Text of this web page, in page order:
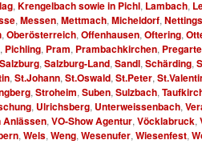
, Krengelbach sowie in Pichl, Lambach,
, Messen, Mettmach, Micheldorf,
, Oberösterreich, Offenhausen, Oftering,
, Pichling, Pram, Prambachkirchen,
Salzburg, Salzburg-Land, Sandl, Schärding,
, St.Johann, St.Oswald, St.Peter,
, Stroheim, Suben, Sulzbach,
, Ulrichsberg, Unterweissenbach,
Anlässen, VO-Show Agentur, Vöcklabruck,
, Wels, Weng, Wesenufer, Wiesenfest,